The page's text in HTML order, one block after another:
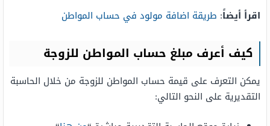
اقرأ أيضاً: طريقة اضافة مولود في حساب المواطن
كيف أعرف مبلغ حساب المواطن للزوجة
يمكن التعرف على قيمة حساب المواطن للزوجة من خلال الحاسبة
التقديرية على النحو التالي: